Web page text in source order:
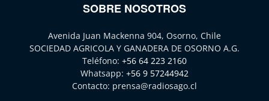
SOBRE NOSOTROS
Avenida Juan Mackenna 904, Osorno, Chile
SOCIEDAD AGRICOLA Y GANADERA DE OSORNO A.G.
Teléfono: +56 64 223 2160
Whatsapp: +56 9 57244942
Contacto: prensa@radiosago.cl